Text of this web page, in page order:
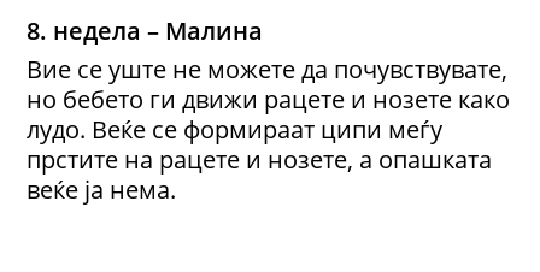
8. недела – Малина
Вие се уште не можете да почувствувате,
но бебето ги движи рацете и нозете како
лудо. Веќе се формираат ципи меѓу
прстите на рацете и нозете, а опашката
веќе ја нема.